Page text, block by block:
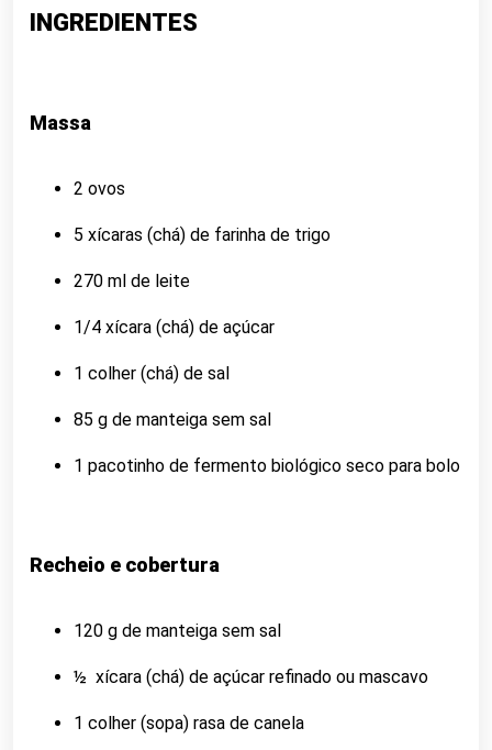
INGREDIENTES
Massa
2 ovos
5 xícaras (chá) de farinha de trigo
270 ml de leite
1/4 xícara (chá) de açúcar
1 colher (chá) de sal
85 g de manteiga sem sal
1 pacotinho de fermento biológico seco para bolo
Recheio e cobertura
120 g de manteiga sem sal
½ xícara (chá) de açúcar refinado ou mascavo
1 colher (sopa) rasa de canela